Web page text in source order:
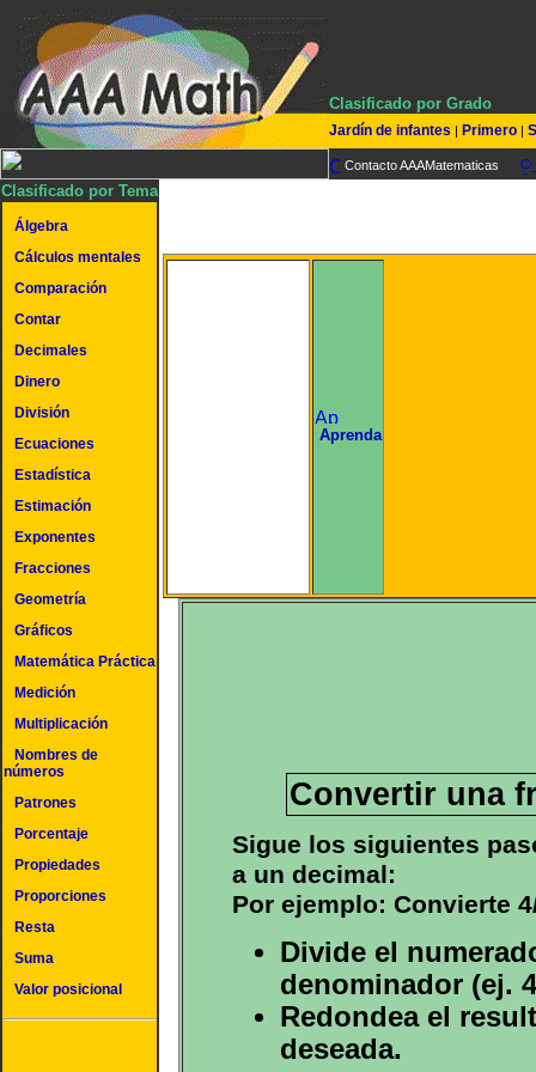
Clasificado por Grado
Jardín de infantes | Primero |
Contacto AAAMatematicas
Clasificado por Tema
Álgebra
Cálculos mentales
Comparación
Contar
Decimales
Dinero
División
Ecuaciones
Estadística
Estimación
Exponentes
Fracciones
Geometría
Gráficos
Matemática Práctica
Medición
Multiplicación
Nombres de
números
Patrones
Porcentaje
Propiedades
Proporciones
Resta
Suma
Valor posicional
Aprenda
Convertir una
Sigue los siguientes
a un decimal:
Por ejemplo: Convierte
Divide el
denominador (ej.
Redondea el
deseada.